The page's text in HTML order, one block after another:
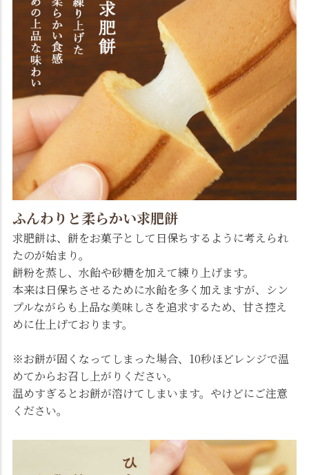
ふんわりと柔らかい求肥餅
求肥餅は、餅をお菓子として日保ちするように考えられ
たのが始まり。
餅粉を蒸し、水飴や砂糖を加えて練り上げます。
本来は日保ちさせるために水飴を多く加えますが、シン
プルながらも上品な美味しさを追求するため、甘さ控え
めに仕上げております。
※お餅が固くなってしまった場合、10秒ほどレンジで温
めてからお召し上がりください。
温めすぎるとお餅が溶けてしまいます。やけどにご注意
ください。